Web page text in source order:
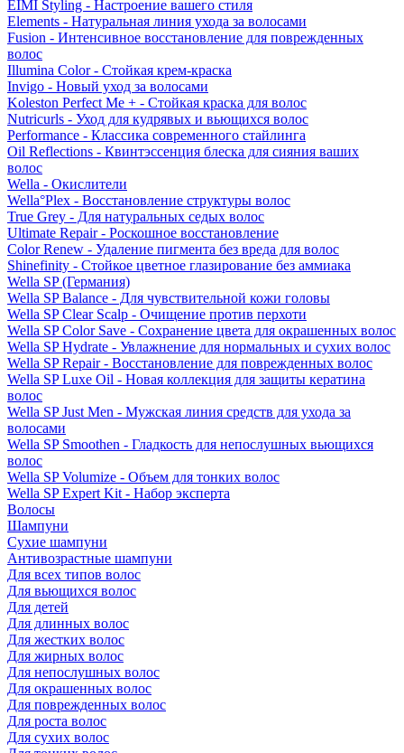
EIMI Styling - Настроение вашего стиля
Elements - Натуральная линия ухода за волосами
Fusion - Интенсивное восстановление для поврежденных
волос
Illumina Color - Стойкая крем-краска
Invigo - Новый уход за волосами
Koleston Perfect Me + - Стойкая краска для волос
Nutricurls - Уход для кудрявых и вьющихся волос
Performance - Классика современного стайлинга
Oil Reflections - Квинтэссенция блеска для сияния ваших
волос
Wella - Окислители
Wella°Plex - Восстановление структуры волос
True Grey - Для натуральных седых волос
Ultimate Repair - Роскошное восстановление
Color Renew - Удаление пигмента без вреда для волос
Shinefinity - Стойкое цветное глазирование без аммиака
Wella SP (Германия)
Wella SP Balance - Для чувствительной кожи головы
Wella SP Clear Scalp - Очищение против перхоти
Wella SP Color Save - Сохранение цвета для окрашенных волос
Wella SP Hydrate - Увлажнение для нормальных и сухих волос
Wella SP Repair - Восстановление для поврежденных волос
Wella SP Luxe Oil - Новая коллекция для защиты кератина
волос
Wella SP Just Men - Мужская линия средств для ухода за
волосами
Wella SP Smoothen - Гладкость для непослушных вьющихся
волос
Wella SP Volumize - Объем для тонких волос
Wella SP Expert Kit - Набор эксперта
Волосы
Шампуни
Сухие шампуни
Антивозрастные шампуни
Для всех типов волос
Для вьющихся волос
Для детей
Для длинных волос
Для жестких волос
Для жирных волос
Для непослушных волос
Для окрашенных волос
Для поврежденных волос
Для роста волос
Для сухих волос